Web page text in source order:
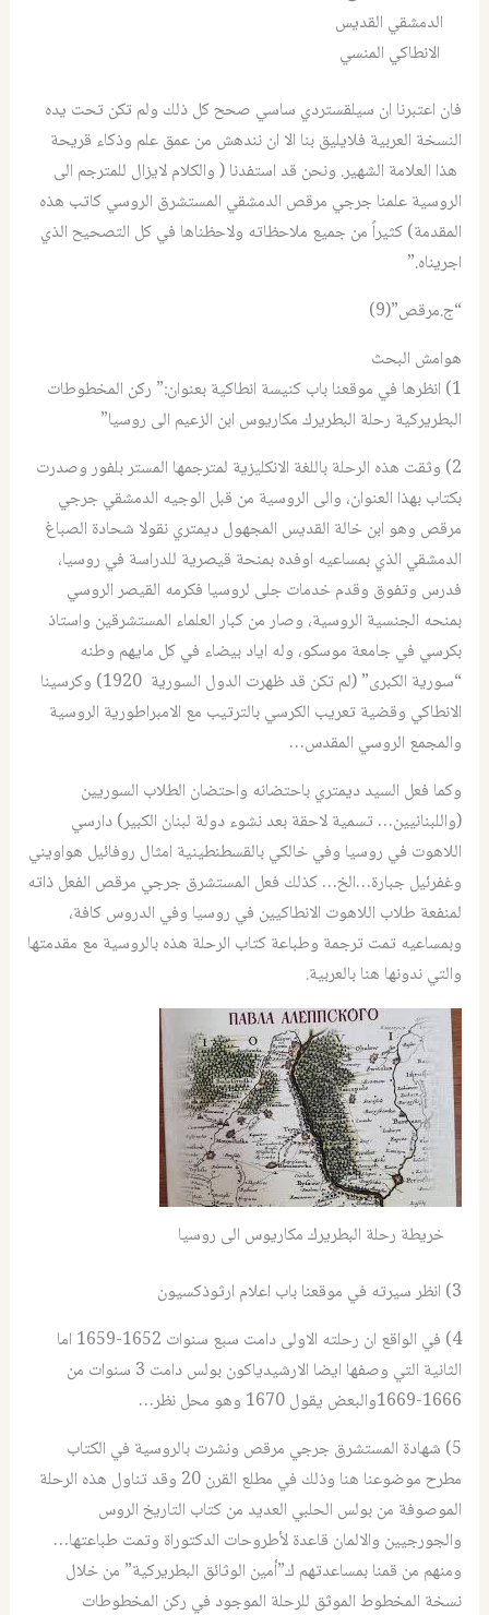
الدمشقي القديس
الانطاكي المنسي
فان اعتبرنا ان سيلقستردي ساسي صحح كل ذلك ولم تكن تحت يده
النسخة العربية فلايليق بنا الا ان نندهش من عمق علم وذكاء قريحة
هذا العلامة الشهير. ونحن قد استفدنا ( والكلام لايزال للمترجم الى
الروسية علمنا جرجي مرقص الدمشقي المستشرق الروسي كاتب هذه
المقدمة) كثيراً من جميع ملاحظاته ولاحظناها في كل التصحيح الذي
اجريناه.”
“ج.مرقص”(9)
هوامش البحث
1) انظرها في موقعنا باب كنيسة انطاكية بعنوان:” ركن المخطوطات
البطريركية رحلة البطريرك مكاريوس ابن الزعيم الى روسيا”
2) وثقت هذه الرحلة باللغة الانكليزية لمترجمها المستر بلفور وصدرت
بكتاب بهذا العنوان، والى الروسية من قبل الوجيه الدمشقي جرجي
مرقص وهو ابن خالة القديس المجهول ديمتري نقولا شحادة الصباغ
الدمشقي الذي بمساعيه اوفده بمنحة قيصرية للدراسة في روسيا،
فدرس وتفوق وقدم خدمات جلى لروسيا فكرمه القيصر الروسي
بمنحه الجنسية الروسية، وصار من كبار العلماء المستشرقين واستاذ
بكرسي في جامعة موسكو، وله اياد بيضاء في كل مايهم وطنه
“سورية الكبرى” (لم تكن قد ظهرت الدول السورية 1920) وكرسينا
الانطاكي وقضية تعريب الكرسي بالترتيب مع الامبراطورية الروسية
والمجمع الروسي المقدس…
وكما فعل السيد ديمتري باحتضانه واحتضان الطلاب السوريين
(واللبنانيين… تسمية لاحقة بعد نشوء دولة لبنان الكبير) دارسي
اللاهوت في روسيا وفي خالكي بالقسطنطينية امثال روفائيل هواويني
وغفرئيل جبارة…الخ… كذلك فعل المستشرق جرجي مرقص الفعل ذاته
لمنفعة طلاب اللاهوت الانطاكيين في روسيا وفي الدروس كافة،
وبمساعيه تمت ترجمة وطباعة كتاب الرحلة هذه بالروسية مع مقدمتها
والتي ندونها هنا بالعربية.
خريطة رحلة البطريرك مكاريوس الى روسيا
3) انظر سيرته في موقعنا باب اعلام ارثوذكسيون
4) في الواقع ان رحلته الاولى دامت سبع سنوات 1652-1659 اما
الثانية التي وصفها ايضا الارشيدياكون بولس دامت 3 سنوات من
1666-1669والبعض يقول 1670 وهو محل نظر…
5) شهادة المستشرق جرجي مرقص ونشرت بالروسية في الكتاب
مطرح موضوعنا هنا وذلك في مطلع القرن 20 وقد تناول هذه الرحلة
الموصوفة من بولس الحلبي العديد من كتاب التاريخ الروس
والجورجيين والالمان قاعدة لأطروحات الدكتوراة وتمت طباعتها…
ومنهم من قمنا بمساعدتهم ك”أمين الوثائق البطريركية” من خلال
نسخة المخطوط الموثق للرحلة الموجود في ركن المخطوطات